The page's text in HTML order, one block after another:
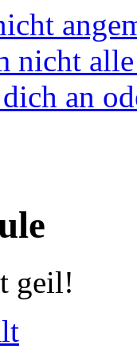
nicht
an
geil!